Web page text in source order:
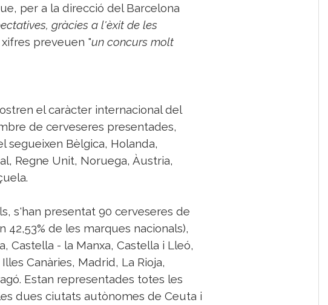
per a la direcció del Barcelona
gràcies a l'èxit de les
xifres preveuen "un concurs molt
el caràcter internacional del
de cerveseres presentades,
segueixen Bèlgica, Holanda,
Regne Unit, Noruega, Àustria,
s'han presentat 90 cerveseres de
de les marques nacionals),
Castella - la Manxa, Castella i Lleó,
Canàries, Madrid, La Rioja,
Estan representades totes les
dues ciutats autònomes de Ceuta i